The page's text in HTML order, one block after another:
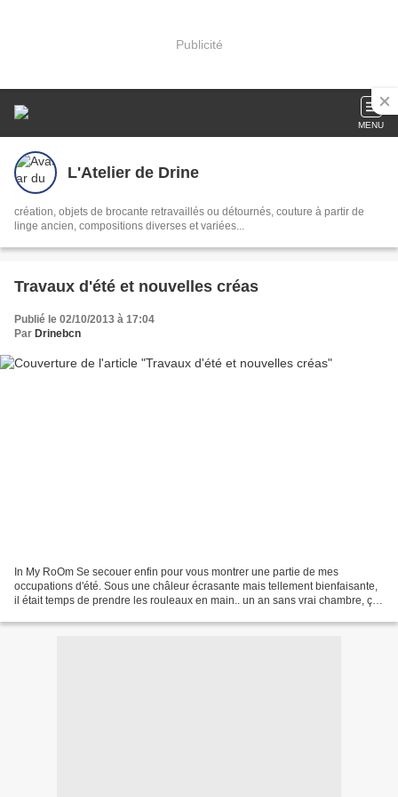
Publicité
MENU
L'Atelier de Drine
création, objets de brocante retravaillés ou détournés, couture à partir de
linge ancien, compositions diverses et variées...
Travaux d'été et nouvelles créas
Publié le 02/10/2013 à 17:04
Par Drinebcn
In My RoOm Se secouer enfin pour vous montrer une partie de mes
occupations d'été. Sous une châleur écrasante mais tellement bienfaisante,
il était temps de prendre les rouleaux en main.. un an sans vrai chambre, ça